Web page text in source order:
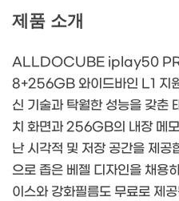
제품 소개
ALLDOCUBE iplay50
8+256GB 와이드바인 L1 지
신 기술과 탁월한 성능을 갖춘
치 화면과 256GB의 내장 메
난 시각적 및 저장 공간을 제공
으로 좁은 베젤 디자인을 채용
이스와 강화필름도 무료로 제